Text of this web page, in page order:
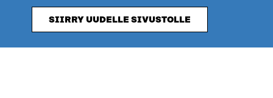
SIIRRY UUDELLE SIVUSTOLLE